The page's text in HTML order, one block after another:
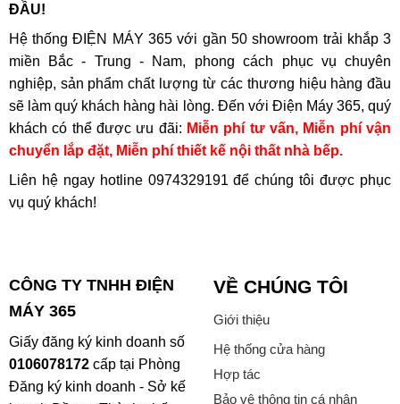
ĐẦU!
Hệ thống ĐIỆN MÁY 365 với gần 50 showroom trải khắp 3
miền Bắc - Trung - Nam, phong cách phục vụ chuyên
nghiệp, sản phẩm chất lượng từ các thương hiệu hàng đầu
sẽ làm quý khách hàng hài lòng. Đến với Điện Máy 365, quý
khách có thể được ưu đãi: Miễn phí tư vấn, Miễn phí vận
chuyển lắp đặt, Miễn phí thiết kế nội thất nhà bếp.
Liên hệ ngay hotline 0974329191 để chúng tôi được phục
vụ quý khách!
CÔNG TY TNHH ĐIỆN
MÁY 365
Giấy đăng ký kinh doanh số
0106078172cấp tại Phòng
Đăng ký kinh doanh - Sở kế
VỀ CHÚNG TÔI
Giới thiệu
Hệ thống cửa hàng
Hợp tác
Bảo vệ thông tin cá nhân